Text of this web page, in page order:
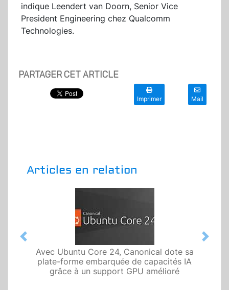
indique Leendert van Doorn, Senior Vice
President Engineering chez Qualcomm
Technologies.
PARTAGER CET ARTICLE
Imprimer Mail
Articles en relation
Avec Ubuntu Core 24, Canonical dote sa
plate-forme embarquée de capacités IA
grâce à un support GPU amélioré
Previous Next